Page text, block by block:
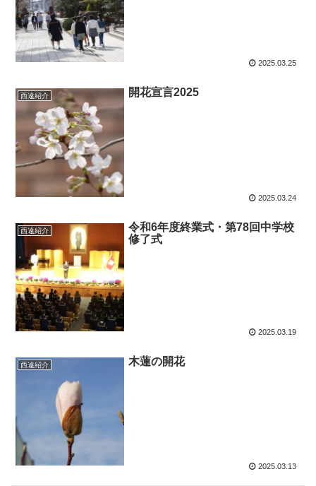
2025.03.25
西遠紹介 開花宣言2025
2025.03.24
西遠紹介
令和6年度終業式・第78回中学校
修了式
2025.03.19
西遠紹介 木蓮の開花
2025.03.13